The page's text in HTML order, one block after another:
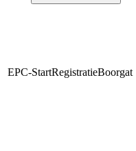
EPC-StartRegistratieBoorgat